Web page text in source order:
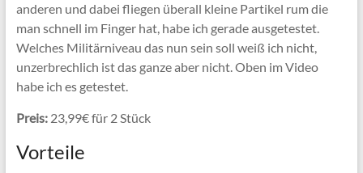
anderen und dabei fliegen überall kleine Partikel rum die
man schnell im Finger hat, habe ich gerade ausgetestet.
Welches Militärniveau das nun sein soll weiß ich nicht,
unzerbrechlich ist das ganze aber nicht. Oben im Video
habe ich es getestet.
Preis:23,99€ für 2 Stück
Vorteile